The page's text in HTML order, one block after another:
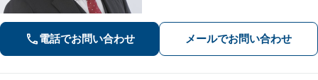
税金対策もお任せください。【夫婦カ
ウンセラー常駐】
電話でお問い合わせ メールでお問い合わせ